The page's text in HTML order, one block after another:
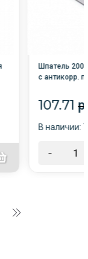
Шпатель
с антикорр.
107.71 p
В наличии: 7
-